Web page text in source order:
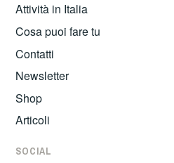
Attività in Italia
Cosa puoi fare tu
Contatti
Newsletter
Shop
Articoli
SOCIAL